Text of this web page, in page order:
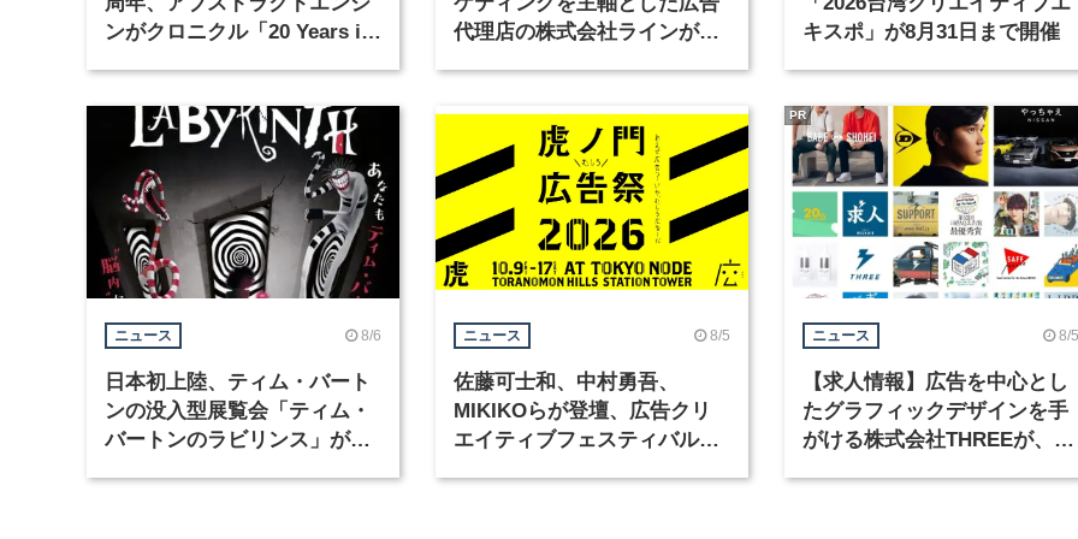
ンがクロニクル「20 Years in
代理店の株式会社ラインが、
キスポ」が8月31日まで開催
ニュース 8/6
日本初上陸、ティム・バート
ンの没入型展覧会「ティム・
バートンのラビリンス」が東
ニュース 8/5
佐藤可士和、中村勇吾、
MIKIKOらが登壇、広告クリ
エイティブフェスティバル
ニュース 8/5
【求人情報】広告を中心とし
たグラフィックデザインを手
がける株式会社THREEが、グ
PR